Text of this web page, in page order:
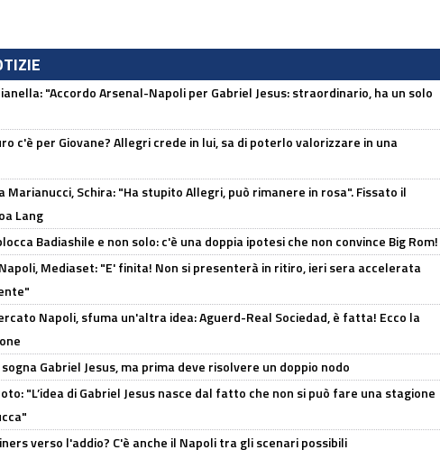
"Accordo Arsenal-Napoli per Gabriel Jesus: straordinario, ha un solo
c'è per Giovane? Allegri crede in lui, sa di poterlo valorizzare in una
Marianucci, Schira: "Ha stupito Allegri, può rimanere in rosa". Fissato il
Lang
Badiashile e non solo: c'è una doppia ipotesi che non convince Big Rom!
Mediaset: "E' finita! Non si presenterà in ritiro, ieri sera accelerata
Napoli, sfuma un'altra idea: Aguerd-Real Sociedad, è fatta! Ecco la
Gabriel Jesus, ma prima deve risolvere un doppio nodo
"L’idea di Gabriel Jesus nasce dal fatto che non si può fare una stagione
verso l'addio? C'è anche il Napoli tra gli scenari possibili